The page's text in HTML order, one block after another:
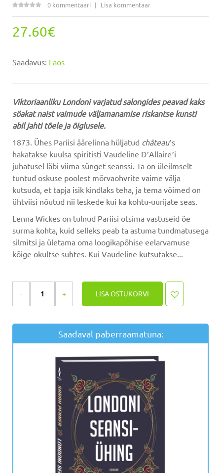
0 kommentaari Lisa kommentaar
27.60€
Saadavus: Laos
Viktoriaanliku Londoni varjatud salongides peavad kaks
söakat naist vaimude väljamanamise riskantse kunsti
abil jahti tõele ja õiglusele.
1873. Ühes Pariisi äärelinna hüljatud châteauʼs
hakatakse kuulsa spiritisti Vaudeline DʼAllaireʼi
juhatusel läbi viima sünget seanssi. Ta on üleilmselt
tuntud oskuse poolest mõrvaohvrite vaime välja
kutsuda, et tapja isik kindlaks teha, ja tema võimed on
ühtviisi nõutud nii leskede kui ka kohtu-uurijate seas.
Lenna Wickes on tulnud Pariisi otsima vastuseid õe
surma kohta, kuid selleks peab ta astuma tundmatusega
silmitsi ja ületama oma loogikapõhise eelarvamuse
kõige okultse suhtes. Kui Vaudeline kutsutakse...
LISA OSTUKORVI
Saadaval paberraamatuna: